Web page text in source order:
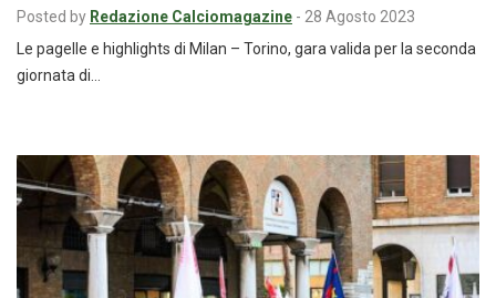
Posted by Redazione Calciomagazine - 28 Agosto 2023
Le pagelle e highlights di Milan – Torino, gara valida per la seconda
giornata di…